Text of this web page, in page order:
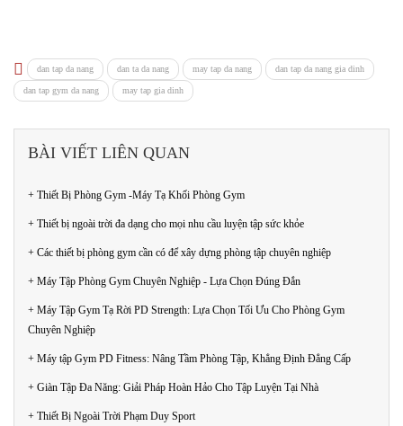
dan tap da nang dan ta da nang may tap da nang dan tap da nang gia dinh
dan tap gym da nang may tap gia dinh
BÀI VIẾT LIÊN QUAN
+ Thiết Bị Phòng Gym -Máy Tạ Khối Phòng Gym
+ Thiết bị ngoài trời đa dạng cho mọi nhu cầu luyện tập sức khỏe
+ Các thiết bị phòng gym cần có để xây dựng phòng tập chuyên nghiệp
+ Máy Tập Phòng Gym Chuyên Nghiệp - Lựa Chọn Đúng Đắn
+ Máy Tập Gym Tạ Rời PD Strength: Lựa Chọn Tối Ưu Cho Phòng Gym
Chuyên Nghiệp
+ Máy tập Gym PD Fitness: Nâng Tầm Phòng Tập, Khẳng Định Đẳng Cấp
+ Giàn Tập Đa Năng: Giải Pháp Hoàn Hảo Cho Tập Luyện Tại Nhà
+ Thiết Bị Ngoài Trời Phạm Duy Sport